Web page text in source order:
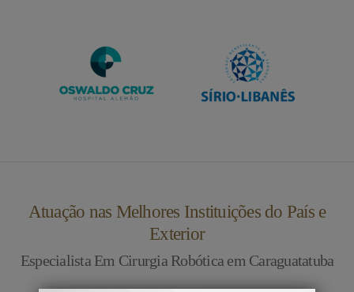
Atuação nas Melhores Instituições do País e
Exterior
Especialista Em Cirurgia Robótica em Caraguatatuba